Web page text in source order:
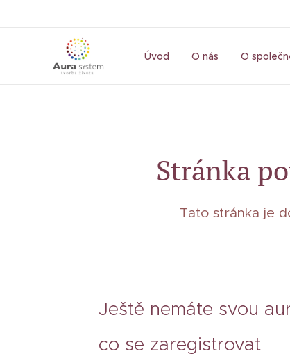
Úvod O nás O
Stránka
Tato stránka je
Ještě nemáte svou
co se zaregistrovat